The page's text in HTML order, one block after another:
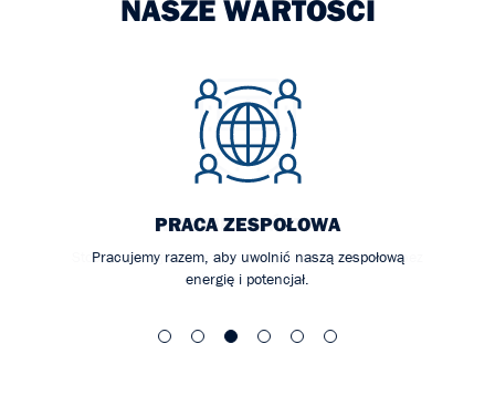
NASZE WARTOŚCI
PRACA ZESPOŁOWA
Pracujemy razem, aby uwolnić naszą zespołową
energię i potencjał.